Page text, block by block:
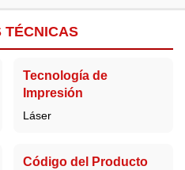
TÉCNICAS
Tecnología de
Impresión
Láser
Código del Producto